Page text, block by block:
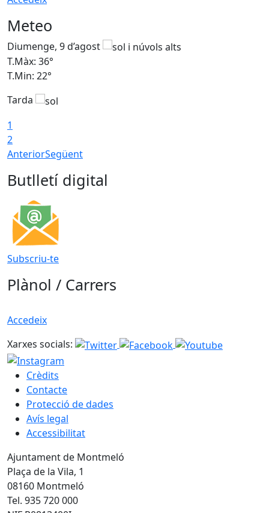
Meteo
Diumenge, 9 d’agost
T.Màx: 36°
T.Min: 22°
Tarda
1
2
AnteriorSegüent
Butlletí digital
Subscriu-te
Plànol / Carrers
Accedeix
Xarxes socials:
Crèdits
Contacte
Protecció de dades
Avís legal
Accessibilitat
Ajuntament de Montmeló
Plaça de la Vila, 1
08160 Montmeló
Tel. 935 720 000